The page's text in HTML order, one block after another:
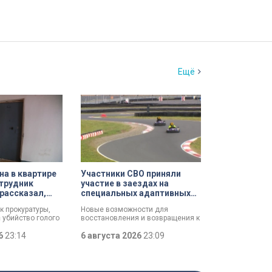
Ещё
в квартире
прокуратуры,
голого
его на
мужчину
23:14
Участники СВО приняли
участие в заездах на
специальных адаптивных
Новые возможности для
восстановления и возвращения к
фонда «СВОй дом» в Петербурге
реабилитации. Главным
6 августа 2026 23:09